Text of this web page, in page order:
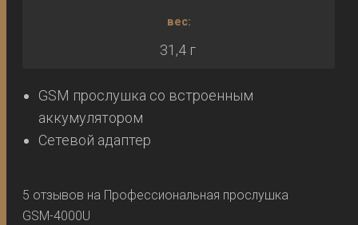
вес:
31,4 г
GSM прослушка со встроенным
аккумулятором
Сетевой адаптер
5 отзывов на Профессиональная прослушка
GSM-4000U